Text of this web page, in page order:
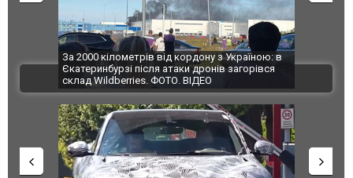
За 2000 кілометрів від кордону з Україною: в
Єкатеринбурзі після атаки дронів загорівся
склад Wildberries. ФОТО. ВІДЕО
"Мої
ВІДЕО